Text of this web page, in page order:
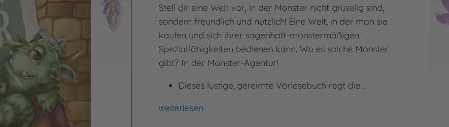
Stell dir eine Welt vor, in der Monster nicht gruselig sind,
sondern freundlich und nützlich! Eine Welt, in der man sie
kaufen und sich ihrer sagenhaft-monstermäßigen
Spezialfähigkeiten bedienen kann. Wo es solche Monster
gibt? In der Monster-Agentur!
Dieses lustige, gereimte Vorlesebuch regt die …
weiterlesen